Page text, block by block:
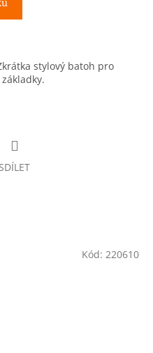
stylový batoh pro
SDÍLET
Kód: 220610